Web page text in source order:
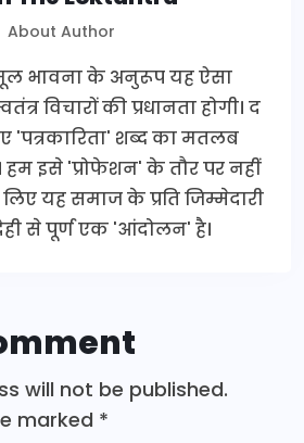
About Author
भावना के अनुरूप यह ऐसा
विचारों की प्रधानता होगी। द
'पत्रकारिता' शब्द का मतलब
इसे 'प्रोफेशन' के तौर पर नहीं
यह समाज के प्रति जिम्मेदारी
से पूर्ण एक 'आंदोलन' है।
will not be published.
marked *